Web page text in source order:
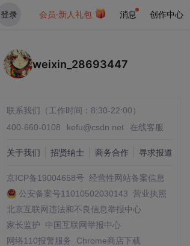
登录 会员·新人礼包 消息 创作中心
weixin_28693447
联系我们（工作时间：8:30-22:00）
400-660-0108
kefu@csdn.net 在线客服
关于我们 招贤纳士 商务合作 寻求报道
京ICP备19004658号 经营性网站备案信息
公安备案号11010502030143 营业执照
北京互联网违法和不良信息举报中心
家长监护
中国互联网举报中心
网络110报警服务
Chrome商店下载